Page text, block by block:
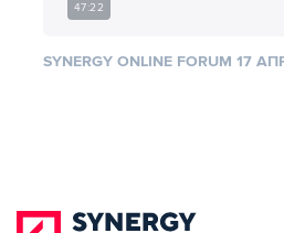
47:22
SYNERGY ONLINE FORUM 17